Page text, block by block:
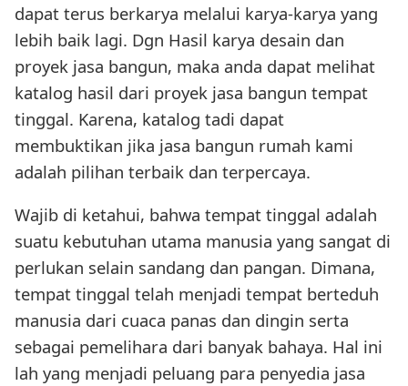
dapat terus berkarya melalui karya-karya yang
lebih baik lagi. Dgn Hasil karya desain dan
proyek jasa bangun, maka anda dapat melihat
katalog hasil dari proyek jasa bangun tempat
tinggal. Karena, katalog tadi dapat
membuktikan jika jasa bangun rumah kami
adalah pilihan terbaik dan terpercaya.
Wajib di ketahui, bahwa tempat tinggal adalah
suatu kebutuhan utama manusia yang sangat di
perlukan selain sandang dan pangan. Dimana,
tempat tinggal telah menjadi tempat berteduh
manusia dari cuaca panas dan dingin serta
sebagai pemelihara dari banyak bahaya. Hal ini
lah yang menjadi peluang para penyedia jasa